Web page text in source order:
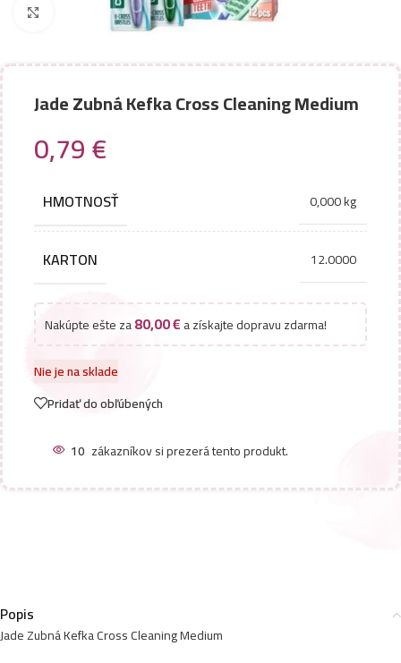
Zobraziť väčší obrázok
Jade Zubná Kefka Cross Cleaning Medium
0,79€
HMOTNOSŤ 0,000 kg
KARTON 12.0000
Nakúpte ešte za80,00€a získajte dopravu zdarma!
Nie je na sklade
Pridať do obľúbených
10 zákazníkov si prezerá tento produkt.
Popis
Jade Zubná Kefka Cross Cleaning Medium